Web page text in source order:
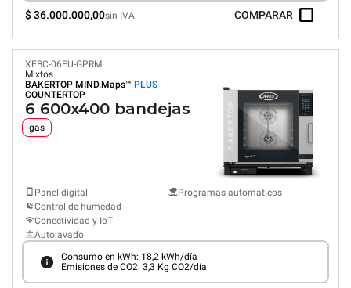
$ 36.000.000,00sin IVA COMPARAR
XEBC-06EU-GPRM
Mixtos
BAKERTOP MIND.Maps™ PLUS
COUNTERTOP
6 600x400 bandejas
gas
Panel digital
Control de humedad
Conectividad y IoT
Autolavado
Programas automáticos
Consumo en kWh: 18,2 kWh/día
Emisiones de CO2: 3,3 Kg CO2/día